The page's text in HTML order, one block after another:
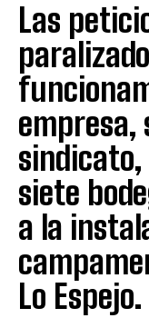
Las
empresa,
siete
a la
Lo Espejo.